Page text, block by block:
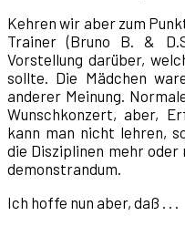
Kehren wir aber zum
Trainer (Bruno B. &
Vorstellung darüber,
sollte. Die Mädchen
anderer Meinung.
Wunschkonzert, aber,
kann man nicht lehren,
die Disziplinen mehr oder
demonstrandum.
Ich hoffe nun aber, daß . . .